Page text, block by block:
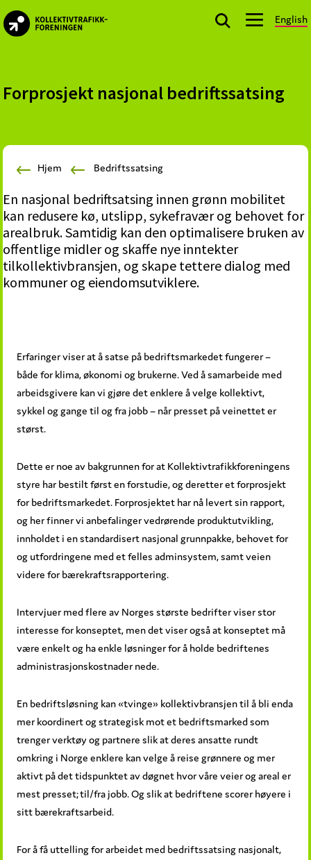
Skip
to
Skip
to
Skip
to
English
offentlige
kjøper
markedsfører
kollektivtrafikk-
og
mobilitetstjenester
Forprosjekt nasjonal bedriftssatsing
Hjem Bedriftssatsing
En nasjonal bedriftsatsing innen grønn mobilitet
kan redusere kø, utslipp, sykefravær og behovet for
arealbruk. Samtidig kan den optimalisere bruken av
offentlige midler og skaffe nye inntekter
tilkollektivbransjen, og skape tettere dialog med
kommuner og eiendomsutviklere.
Erfaringer viser at å satse på bedriftsmarkedet fungerer –
både for klima, økonomi og brukerne. Ved å samarbeide med
arbeidsgivere kan vi gjøre det enklere å velge kollektivt,
sykkel og gange til og fra jobb – når presset på veinettet er
størst.
Dette er noe av bakgrunnen for at Kollektivtrafikkforeningens
styre har bestilt først en forstudie, og deretter et forprosjekt
for bedriftsmarkedet. Forprosjektet har nå levert sin rapport,
og her finner vi anbefalinger vedrørende produktutvikling,
innholdet i en standardisert nasjonal grunnpakke, behovet for
og utfordringene med et felles adminsystem, samt veien
videre for bærekraftsrapportering.
Intervjuer med flere av Norges største bedrifter viser stor
interesse for konseptet, men det viser også at konseptet må
være enkelt og ha enkle løsninger for å holde bedriftenes
administrasjonskostnader nede.
En bedriftsløsning kan «tvinge» kollektivbransjen til å bli enda
mer koordinert og strategisk mot et bedriftsmarked som
trenger verktøy og partnere slik at deres ansatte rundt
omkring i Norge enklere kan velge å reise grønnere og mer
aktivt på det tidspunktet av døgnet hvor våre veier og areal er
mest presset; til/fra jobb. Og slik at bedriftene scorer høyere i
sitt bærekraftsarbeid.
For å få uttelling for arbeidet med bedriftssatsing nasjonalt,